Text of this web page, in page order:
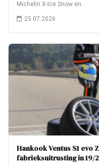
Michelin X-Ice Snow en…
25.07.2026
Hankook Ventus S1 evo
fabrieksuitrusting in 19/